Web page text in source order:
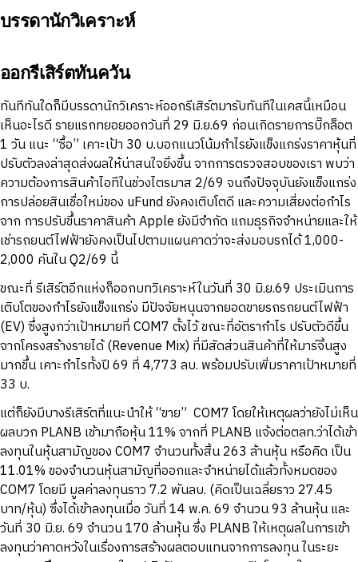
บรรดานักวิเคราะห์
ออกรีเสิร์ตทันควัน
ทันทีทันใดก็มีบรรดานักวิเคราะห์ออกรีเสิร์ตมารับทันทีในเคสนี้เหมือน
เห็นอะไรดี รายแรกทยอยออกวันที่ 29 มิ.ย.69 ก่อนเกิดรายการบิ๊กล็อต
1 วัน แนะ “ซื้อ” เคาะเป้า 30 บ.บอกแนวโน้มกำไรยังแข็งแกร่งราคาหุ้นที่
ปรับตัวลงล่าสุดส่งผลให้น่าสนใจยิ่งขึ้น จากการตรวจสอบของเรา พบว่า
ความต้องการสินค้าไอทีในช่วงไตรมาส 2/69 จนถึงปัจจุบันยังแข็งแกร่ง
การปล่อยสินเชื่อใหม่ของ uFund ยังคงเติบโตดี และความเสี่ยงต่อกำไร
จาก การปรับขึ้นราคาสินค้า Apple ยังมีจำกัด แถมธุรกิจจำหน่ายและให้
เช่ารถยนต์ไฟฟ้ายังคงเป็นไปตามแผนคาดว่าจะส่งมอบรถได้ 1,000-
2,000 คันใน Q2/69 นี้
ขณะที่ รีเสิร์ตอีกแห่งก็ออกบทวิเคราะห์ในวันที่ 30 มิ.ย.69 ประเมินการ
เติบโตของกำไรยังแข็งแกร่ง มีปัจจัยหนุนจากยอดขายรถรถยนต์ไฟฟ้า
(EV) ซึ่งสูงกว่าเป้าหมายที่ COM7 ตั้งไว้ ขณะที่อัตรากำไร ปรับตัวดีขึ้น
จากโครงสร้างรายได้ (Revenue Mix) ที่มีสัดส่วนสินค้าที่ให้มาร์จิ้นสูง
มากขึ้น เคาะกำไรทั้งปี 69 ที่ 4,773 ลบ. พร้อมปรับเพิ่มราคาเป้าหมายที่
33 บ.
แต่ก็ยังมีบางรีเสิร์ตที่แนะนำให้ “ขาย” COM7 โดยให้เหตุผลว่ายังไม่เห็น
ผลบวก PLANB เข้ามาถือหุ้น 11% จากที่ PLANB แจ้งต่อตลท.ว่าได้เข้า
ลงทุนในหุ้นสามัญของ COM7 จำนวนทั้งสิ้น 263 ล้านหุ้น หรือคิด เป็น
11.01% ของจำนวนหุ้นสามัญที่ออกและจำหน่ายได้แล้วทั้งหมดของ
COM7 โดยมี มูลค่าลงทุนราว 7.2 พันลบ. (คิดเป็นเฉลี่ยราว 27.45
บาท/หุ้น) ซึ่งได้เข้าลงทุนเมื่อ วันที่ 14 พ.ค. 69 จำนวน 93 ล้านหุ้น และ
วันที่ 30 มิ.ย. 69 จำนวน 170 ล้านหุ้น ซึ่ง PLANB ให้เหตุผลในการเข้า
ลงทุนว่าคาดหวังในเรื่องการสร้างผลตอบแทนจากการลงทุน ในระยะ